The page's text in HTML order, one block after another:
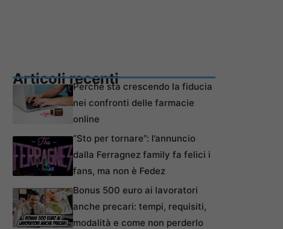
Articoli recentiPerché sta crescendo la fiducia
nei confronti delle farmacie
online
“Sto per tornare”: l’annuncio
dalla Ferragnez family fa felici i
fans, ma non è Fedez
Bonus 500 euro ai lavoratori
anche precari: tempi, requisiti,
modalità e come non perderlo